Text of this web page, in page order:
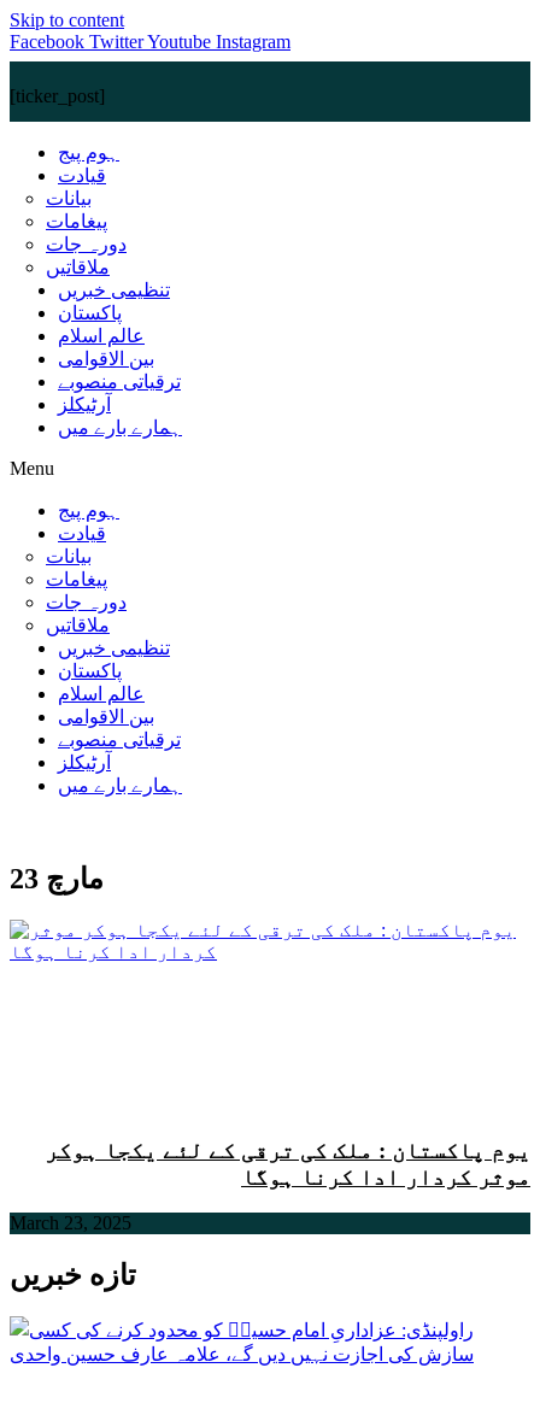
Skip to content
Facebook TwitterYoutube Instagram
[ticker_post]
ہوم پیج
قیادت
بیانات
پیغامات
دورہ جات
ملاقاتیں
تنظیمی خبریں
پاکستان
عالم اسلام
بین الاقوامی
ترقیاتی منصوبے
آرٹیکلز
ہمارے بارے میں
Menu
ہوم پیج
قیادت
بیانات
پیغامات
دورہ جات
ملاقاتیں
تنظیمی خبریں
پاکستان
عالم اسلام
بین الاقوامی
ترقیاتی منصوبے
آرٹیکلز
ہمارے بارے میں
23 مارچ
یوم پاکستان : ملک کی ترقی کے لئے یکجا ہوکر
موثر کردار ادا کرنا ہوگا
March 23, 2025
تازه خبریں